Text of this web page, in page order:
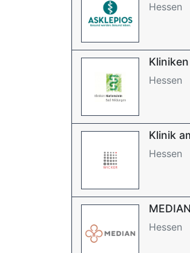
Hessen
Hessen
Klinik
Hessen
Hessen